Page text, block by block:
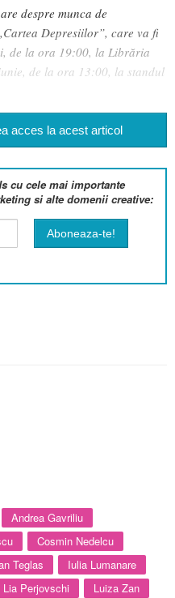
despre munca de
Depresiilor”, care va fi
de la ora 19:00, la Librăria
de la ora 13:00, la standul
acces la acest articol
cu cele mai importante
si alte domenii creative:
Andrea Gavriliu
Cosmin Nedelcu
Teglas
Iulia Lumanare
Lia Perjovschi
Luiza Zan